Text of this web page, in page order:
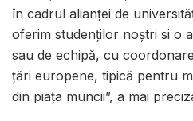
în cadrul alianței de
oferim studenților noștri si o
sau de echipă, cu
țări europene, tipică pentru
din piața muncii”, a mai